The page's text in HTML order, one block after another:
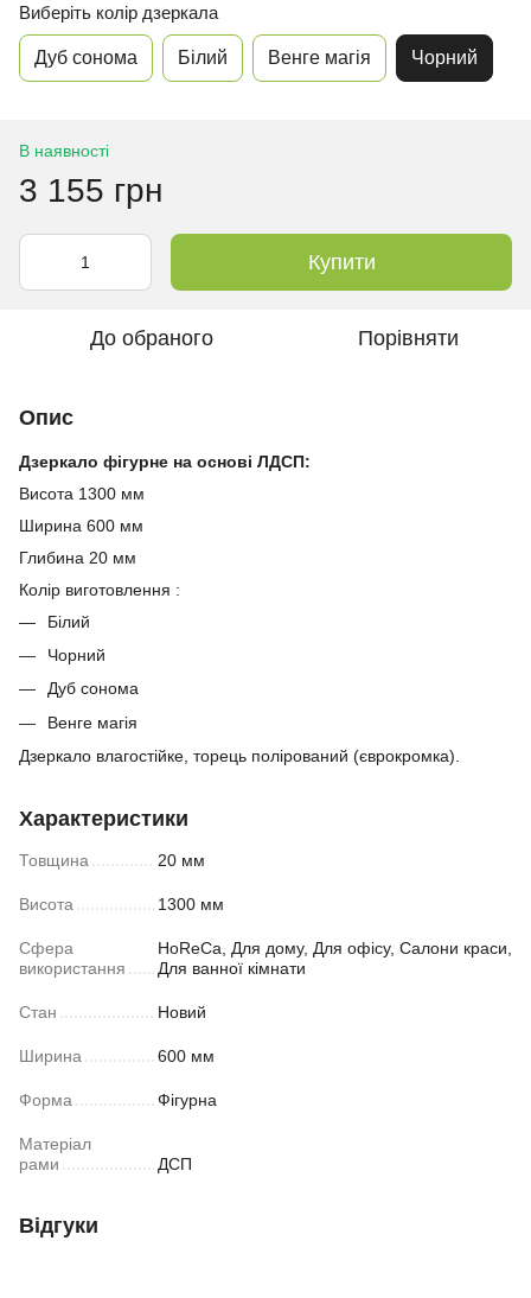
Виберіть колір дзеркала
Дуб сонома Білий Венге магія Чорний
В наявності
3 155 грн
Купити
До обраного Порівняти
Опис
Дзеркало фігурне на основі ЛДСП:
Висота 1300 мм
Ширина 600 мм
Глибина 20 мм
Колір виготовлення :
Білий
Чорний
Дуб сонома
Венге магія
Дзеркало влагостійке, торець полірований (єврокромка).
Характеристики
Товщина 20 мм
Висота 1300 мм
Сфера
використання
HoReCa, Для дому, Для офісу, Салони краси,
Для ванної кімнати
Стан Новий
Ширина 600 мм
Форма Фігурна
Матеріал
рами
ДСП
Відгуки